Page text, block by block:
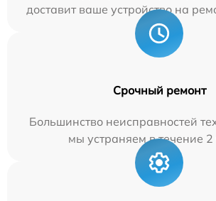
доставит ваше устройство на
Срочный ремонт
Большинство неисправностей
мы устраняем в течение 2